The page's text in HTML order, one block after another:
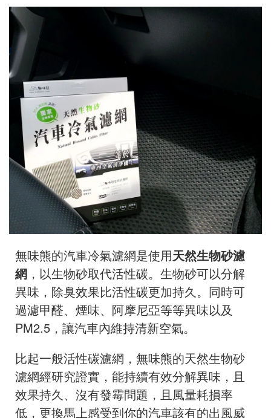
無味熊的汽車冷氣濾網是使用天然生物砂濾
網 ，以生物砂取代活性碳。生物砂可以分解
異味，除臭效果比活性碳更加持久。同時可
過濾甲醛、煙味、阿摩尼亞等等異味以及
PM2.5，讓汽車內維持清新空氣。
比起一般活性碳濾網，無味熊的天然生物砂
濾網經研究證實，能持續有效分解異味，且
效果持久、沒有發霉問題，且風量耗損率
低，更換馬上感受到你的汽車該有的出風威